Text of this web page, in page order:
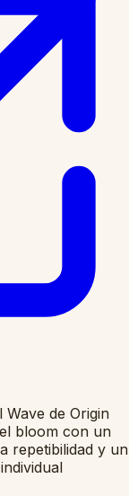
Wave de Origin
bloom con un
repetibilidad y un